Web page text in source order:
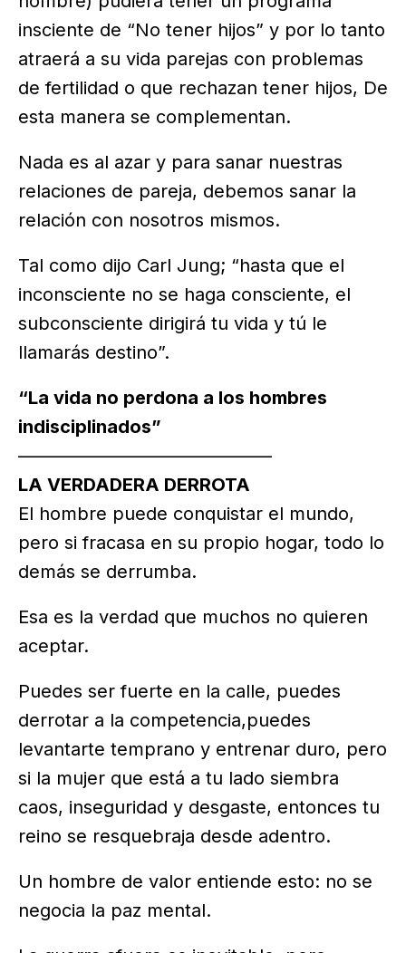
insciente de “No tener hijos” y por lo tanto
atraerá a su vida parejas con problemas
de fertilidad o que rechazan tener hijos, De
esta manera se complementan.
Nada es al azar y para sanar nuestras
relaciones de pareja, debemos sanar la
relación con nosotros mismos.
Tal como dijo Carl Jung; “hasta que el
inconsciente no se haga consciente, el
subconsciente dirigirá tu vida y tú le
llamarás destino”.
“La vida no perdona a los hombres
indisciplinados”
——————————————
LA VERDADERA DERROTA
El hombre puede conquistar el mundo,
pero si fracasa en su propio hogar, todo lo
demás se derrumba.
Esa es la verdad que muchos no quieren
aceptar.
Puedes ser fuerte en la calle, puedes
derrotar a la competencia,puedes
levantarte temprano y entrenar duro, pero
si la mujer que está a tu lado siembra
caos, inseguridad y desgaste, entonces tu
reino se resquebraja desde adentro.
Un hombre de valor entiende esto: no se
negocia la paz mental.